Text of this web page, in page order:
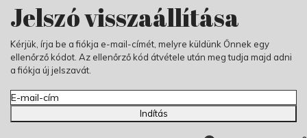
Jelszó visszaállítása
Kérjük, írja be a fiókja e-mail-címét, melyre küldünk Önnek egy
ellenőrző kódot. Az ellenőrző kód átvétele után meg tudja majd adni
a fiókja új jelszavát.
Indítás